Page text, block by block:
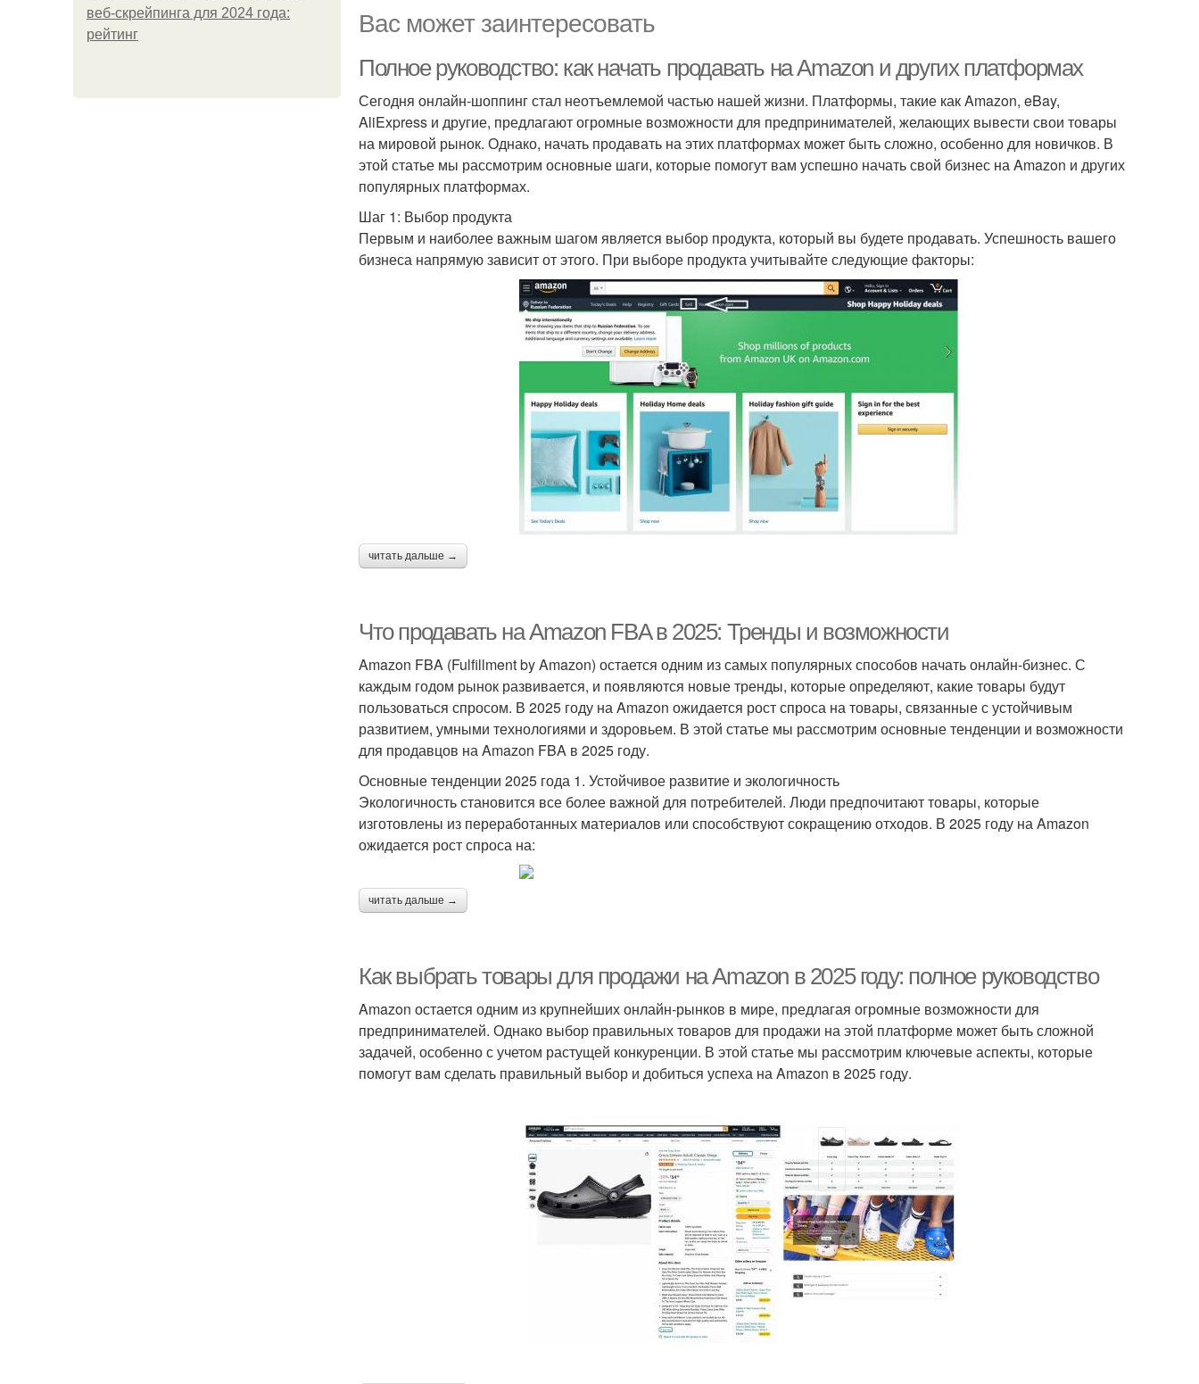
веб-скрейпинга для 2024 года:
рейтинг
Вас может заинтересовать
Полное руководство: как начать продавать на Amazon и других платформах
Сегодня онлайн-шоппинг стал неотъемлемой частью нашей жизни. Платформы, такие как Amazon, eBay,
AliExpress и другие, предлагают огромные возможности для предпринимателей, желающих вывести свои товары
на мировой рынок. Однако, начать продавать на этих платформах может быть сложно, особенно для новичков. В
этой статье мы рассмотрим основные шаги, которые помогут вам успешно начать свой бизнес на Amazon и других
популярных платформах.
Шаг 1: Выбор продукта
Первым и наиболее важным шагом является выбор продукта, который вы будете продавать. Успешность вашего
бизнеса напрямую зависит от этого. При выборе продукта учитывайте следующие факторы:
читать дальше →
Что продавать на Amazon FBA в 2025: Тренды и возможности
Amazon FBA (Fulfillment by Amazon) остается одним из самых популярных способов начать онлайн-бизнес. С
каждым годом рынок развивается, и появляются новые тренды, которые определяют, какие товары будут
пользоваться спросом. В 2025 году на Amazon ожидается рост спроса на товары, связанные с устойчивым
развитием, умными технологиями и здоровьем. В этой статье мы рассмотрим основные тенденции и возможности
для продавцов на Amazon FBA в 2025 году.
Основные тенденции 2025 года 1. Устойчивое развитие и экологичность
Экологичность становится все более важной для потребителей. Люди предпочитают товары, которые
изготовлены из переработанных материалов или способствуют сокращению отходов. В 2025 году на Amazon
ожидается рост спроса на:
читать дальше →
Как выбрать товары для продажи на Amazon в 2025 году: полное руководство
Amazon остается одним из крупнейших онлайн-рынков в мире, предлагая огромные возможности для
предпринимателей. Однако выбор правильных товаров для продажи на этой платформе может быть сложной
задачей, особенно с учетом растущей конкуренции. В этой статье мы рассмотрим ключевые аспекты, которые
помогут вам сделать правильный выбор и добиться успеха на Amazon в 2025 году.